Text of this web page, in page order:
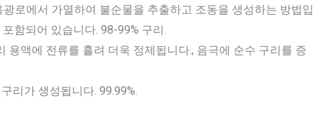
광로에서 가열하여 불순물을 추출하고 조동을 생성하는 방법입
함되어 있습니다. 98-99% 구리.
용액에 전류를 흘려 더욱 정제됩니다., 음극에 순수 구리를 증
리가 생성됩니다. 99.99%.